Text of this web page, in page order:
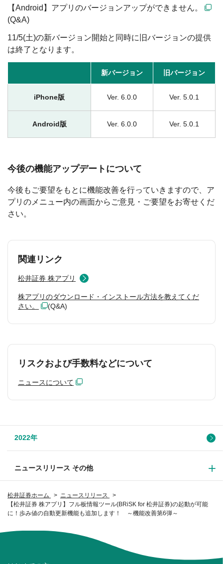
松井証券ホーム
ニュースリリース
【松井証券 株アプリ】フル板情報ツール(BRiSK for 松井証券)の起動が可能
に！歩み値の自動更新機能も追加します！ ～機能改善第6弾～
【Android】アプリのバージョンアップができません。
(Q&A)
11/5(土)の新バージョン開始と同時に旧バージョンの提供
は終了となります。
新バージョン 旧バージョン
iPhone版 Ver. 6.0.0 Ver. 5.0.1
Android版 Ver. 6.0.0 Ver. 5.0.1
今後の機能アップデートについて
今後もご要望をもとに機能改善を行っていきますので、ア
プリのメニュー内の画面からご意見・ご要望をお寄せくだ
さい。
関連リンク
松井証券 株アプリ
株アプリのダウンロード・インストール方法を教えてくだ
さい。
(Q&A)
リスクおよび手数料などについて
ニュースについて
2022年
ニュースリリース その他